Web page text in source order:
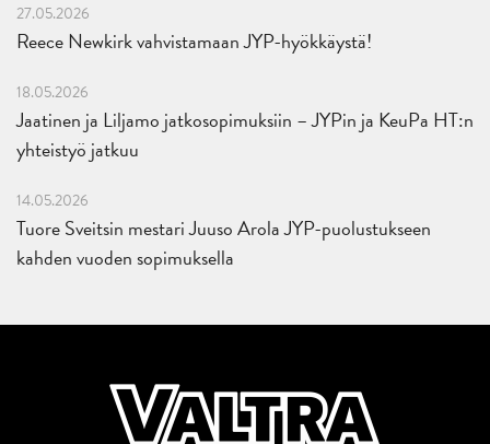
27.05.2026
Reece Newkirk vahvistamaan JYP-hyökkäystä!
18.05.2026
Jaatinen ja Liljamo jatkosopimuksiin – JYPin ja KeuPa HT:n
yhteistyö jatkuu
14.05.2026
Tuore Sveitsin mestari Juuso Arola JYP-puolustukseen
kahden vuoden sopimuksella